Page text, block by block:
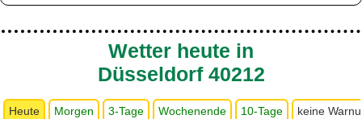
Wetter heute in
Düsseldorf 40212
Heute Morgen 3-Tage Wochenende 10-Tage keine